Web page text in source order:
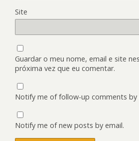
Site
Guardar o meu nome, email e site
próxima vez que eu comentar.
Notify me of follow-up comments by
Notify me of new posts by email.